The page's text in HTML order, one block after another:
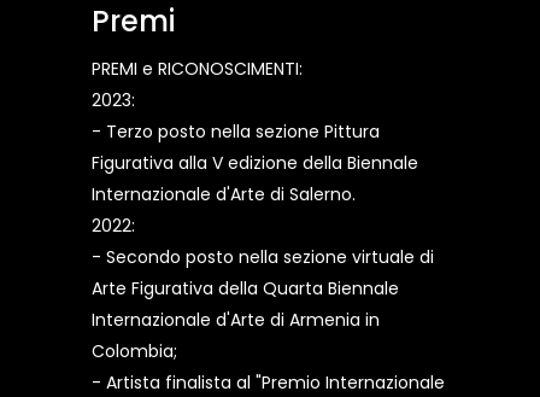
Premi
PREMI e RICONOSCIMENTI:
2023:
- Terzo posto nella sezione Pittura
Figurativa alla V edizione della Biennale
Internazionale d'Arte di Salerno.
2022:
- Secondo posto nella sezione virtuale di
Arte Figurativa della Quarta Biennale
Internazionale d'Arte di Armenia in
Colombia;
- Artista finalista al "Premio Internazionale